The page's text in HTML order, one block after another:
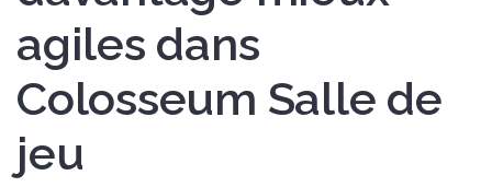
agiles dans
Colosseum Salle de
jeu